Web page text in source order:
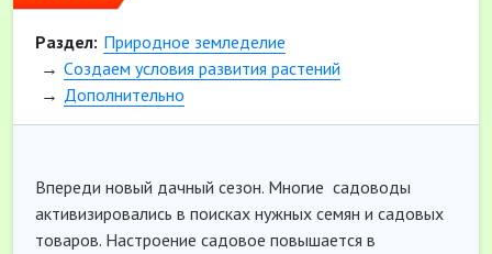
Раздел: Природное земледелие
Cоздаем условия развития растений
Дополнительно
Впереди новый дачный сезон. Многие садоводы
активизировались в поисках нужных семян и садовых
товаров. Настроение садовое повышается в